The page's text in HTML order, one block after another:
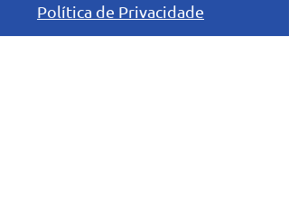
Política de Privacidade